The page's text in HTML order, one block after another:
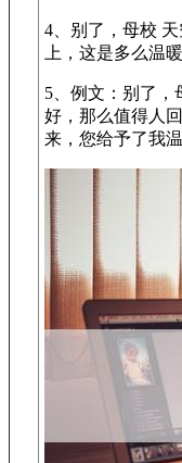
4、别了，母校
上，这是多么温
5、例文：别了，
好，那么值得人
来，您给予了我